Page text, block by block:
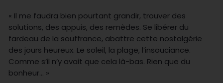
« Il me faudra bien pourtant grandir, trouver des
solutions, des appuis, des remèdes. Se libérer du
fardeau de la souffrance, abattre cette nostalgérie
des jours heureux. Le soleil, la plage, l’insouciance.
Comme s’il n’y avait que cela là-bas. Rien que du
bonheur… »